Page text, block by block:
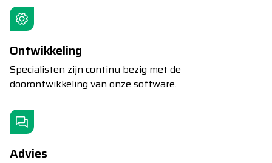
Ontwikkeling
Specialisten zijn continu bezig met de
doorontwikkeling van onze software.
Advies